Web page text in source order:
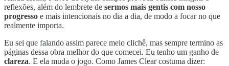
reflexões, além do lembrete de sermos mais gentis com nosso
progresso e mais intencionais no dia a dia, de modo a focar no que
realmente importa.
Eu sei que falando assim parece meio clichê, mas sempre termino as
páginas dessa obra melhor do que comecei. Eu tenho um ganho de
clareza. E ela muda o jogo. Como James Clear costuma dizer: